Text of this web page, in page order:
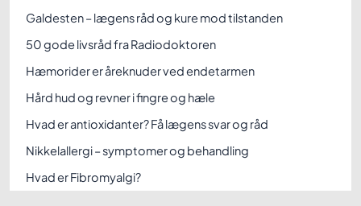
Galdesten – lægens råd og kure mod tilstanden
50 gode livsråd fra Radiodoktoren
Hæmorider er åreknuder ved endetarmen
Hård hud og revner i fingre og hæle
Hvad er antioxidanter? Få lægens svar og råd
Nikkelallergi – symptomer og behandling
Hvad er Fibromyalgi?